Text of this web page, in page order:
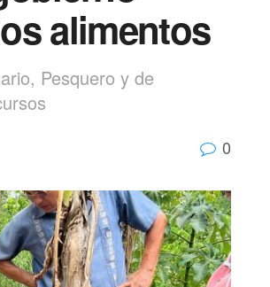
alimentos
Pesquero y de
0